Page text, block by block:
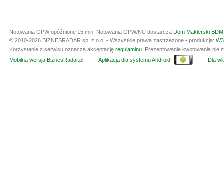
Notowania GPW opóźnione 15 min. Notowania GPW/NC dostarcza Dom Maklerski
© 2010-2026 BIZNESRADAR sp. z o.o. • Wszystkie prawa zastrzeżone • produkcja:
Korzystanie z serwisu oznacza akceptację regulaminu . Prezentowanie kwotowania
Mobilna wersja BiznesRadar.pl
Aplikacja dla systemu Android Dla